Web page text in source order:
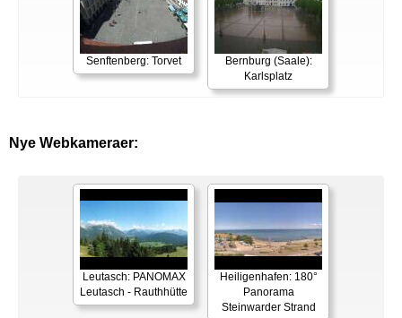
Senftenberg: Torvet
Bernburg (Saale):
Karlsplatz
Nye Webkameraer:
Leutasch: PANOMAX
Leutasch - Rauthhütte
Heiligenhafen: 180°
Panorama
Steinwarder Strand